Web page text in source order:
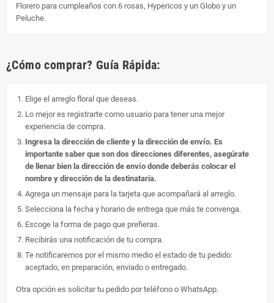
Florero para cumpleaños con 6 rosas, Hypericos y un Globo y un
Peluche.
¿Cómo comprar? Guía Rápida:
Elige el arreglo floral que deseas.
Lo mejor es registrarte como usuario para tener una mejor
experiencia de compra.
Ingresa la dirección de cliente y la dirección de envío. Es
importante saber que son dos direcciones diferentes, asegúrate
de llenar bien la dirección de envío donde deberás colocar el
nombre y dirección de la destinataria.
Agrega un mensaje para la tarjeta que acompañará al arreglo.
Selecciona la fecha y horario de entrega que más te convenga.
Escoge la forma de pago que prefieras.
Recibirás una notificación de tu compra.
Te notificaremos por el mismo medio el estado de tu pedido:
aceptado, en preparación, enviado o entregado.
Otra opción es solicitar tu pedido por teléfono o WhatsApp.